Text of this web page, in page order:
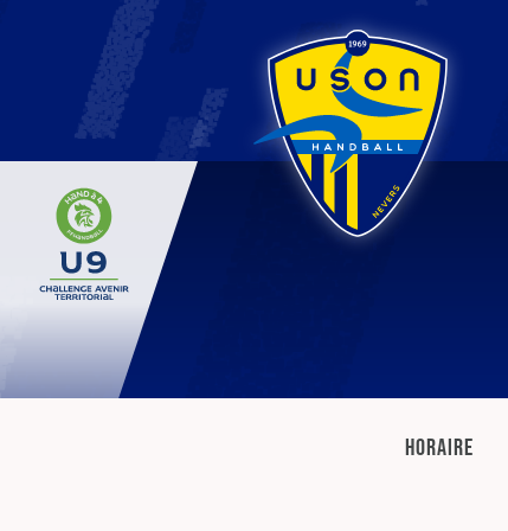
Horaire